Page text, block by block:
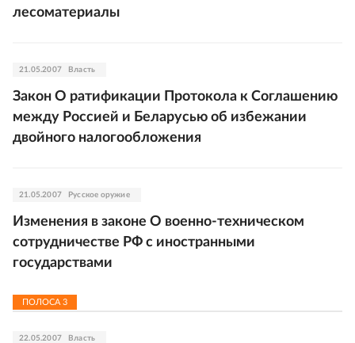
лесоматериалы
21.05.2007 Власть
Закон О ратификации Протокола к Соглашению
между Россией и Беларусью об избежании
двойного налогообложения
21.05.2007 Русское оружие
Изменения в законе О военно-техническом
сотрудничестве РФ с иностранными
государствами
ПОЛОСА 3
22.05.2007 Власть